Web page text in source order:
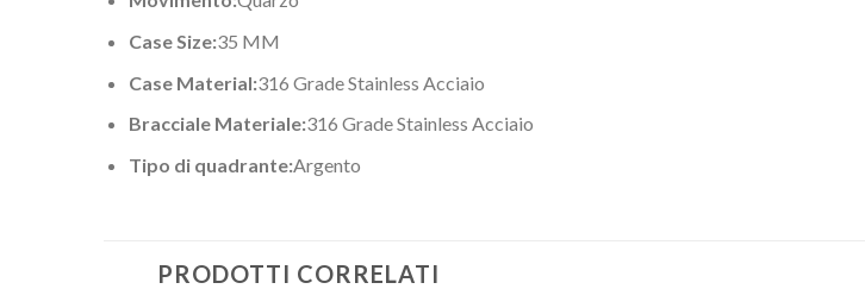
Case Size:35 MM
Case Material:316 Grade Stainless Acciaio
Bracciale Materiale:316 Grade Stainless Acciaio
Tipo di quadrante:Argento
PRODOTTI CORRELATI